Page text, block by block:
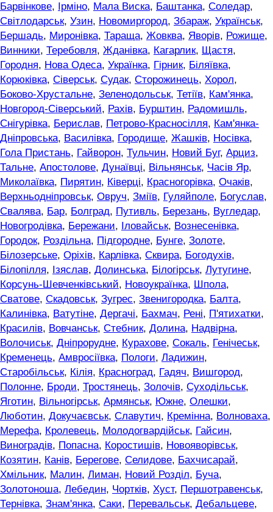
Барвінкове, Ірміно, Мала Виска, Баштанка, Соледар,
Світлодарськ, Узин, Новомиргород, Збараж, Українськ,
Бершадь, Миронівка, Тараща, Жовква, Яворів, Рожище,
Винники, Теребовля, Жданівка, Кагарлик, Щастя,
Городня, Нова Одеса, Українка, Гірник, Біляївка,
Корюківка, Сіверськ, Судак, Сторожинець, Хорол,
Боково-Хрустальне, Зеленодольськ, Тетіїв, Кам'янка,
Новгород-Сіверський, Рахів, Бурштин, Радомишль,
Снігурівка, Берислав, Петрово-Красносілля, Кам'янка-
Дніпровська, Василівка, Городище, Жашків, Носівка,
Гола Пристань, Гайворон, Тульчин, Новий Буг, Арциз,
Тальне, Апостолове, Дунаївці, Вільнянськ, Часів Яр,
Миколаївка, Пирятин, Ківерці, Красногорівка, Очаків,
Верхньодніпровськ, Овруч, Зміїв, Гуляйполе, Богуслав,
Свалява, Бар, Болград, Путивль, Березань, Вугледар,
Новогродівка, Бережани, Іловайськ, Вознесенівка,
Городок, Роздільна, Підгородне, Бунге, Золоте,
Білозерське, Оріхів, Карлівка, Сквира, Богодухів,
Білопілля, Ізяслав, Долинська, Білогірськ, Лутугине,
Корсунь-Шевченківський, Новоукраїнка, Шпола,
Сватове, Скадовськ, Зугрес, Звенигородка, Балта,
Калинівка, Ватутіне, Дергачі, Бахмач, Рені, П'ятихатки,
Красилів, Вовчанськ, Стебник, Долина, Надвірна,
Волочиськ, Дніпрорудне, Курахове, Сокаль, Генічеськ,
Кременець, Амвросіївка, Пологи, Ладижин,
Старобільськ, Кілія, Красноград, Гадяч, Вишгород,
Полонне, Броди, Тростянець, Золочів, Суходільськ,
Яготин, Вільногірськ, Армянськ, Южне, Олешки,
Люботин, Докучаєвськ, Славутич, Кремінна, Волноваха,
Мерефа, Кролевець, Молодогвардійськ, Гайсин,
Виноградів, Попасна, Коростишів, Новояворівськ,
Козятин, Канів, Берегове, Селидове, Бахчисарай,
Хмільник, Малин, Лиман, Новий Розділ, Буча,
Золотоноша, Лебедин, Чортків, Хуст, Першотравенськ,
Тернівка, Знам'янка, Саки, Перевальськ, Дебальцеве,